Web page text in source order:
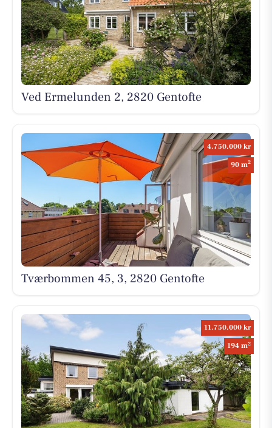
Ved Ermelunden 2, 2820 Gentofte
4.750.000 kr
90 m2
Tværbommen 45, 3, 2820 Gentofte
11.750.000 kr
194 m2